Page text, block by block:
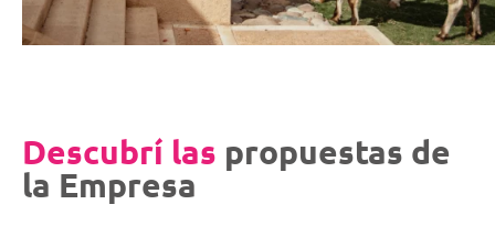
Descubrí las propuestas de
la Empresa